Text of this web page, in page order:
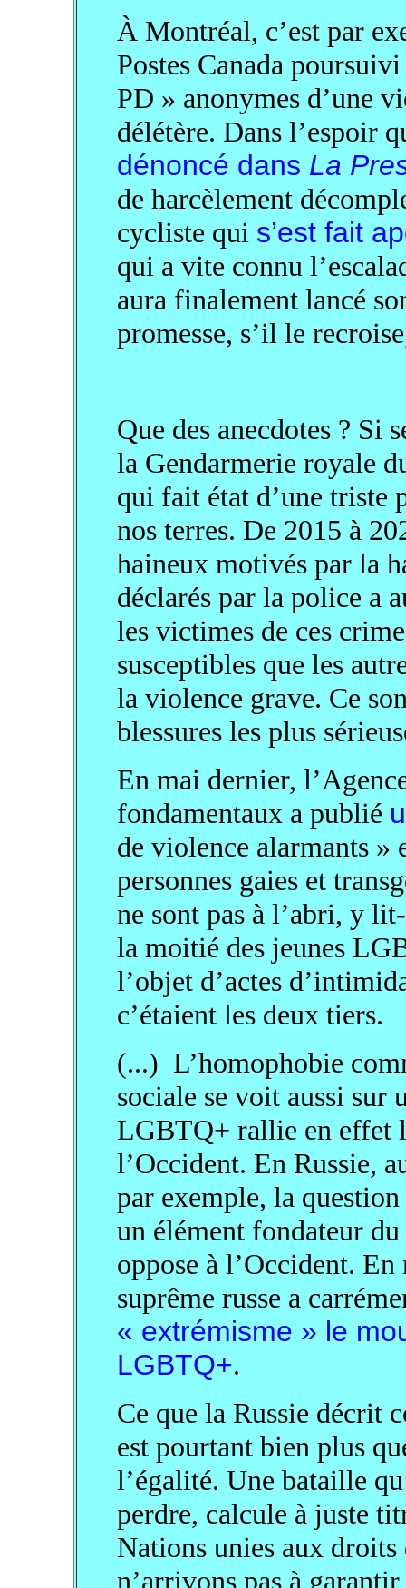
À Montréal, c’est par
Postes Canada
PD » anonymes d’une
délétère. Dans l’espoir
dénoncé dans La
de harcèlement
cycliste qui s’est fait
qui a vite connu
aura finalement lancé
promesse, s’il le
Que des anecdotes ? Si
la Gendarmerie royale
qui fait état d’une triste
nos terres. De 2015 à
haineux motivés par la
déclarés par la police a
les victimes de ces
susceptibles que les
la violence grave. Ce
blessures les plus
En mai dernier,
fondamentaux a publié
de violence alarmants »
personnes gaies et
ne sont pas à l’abri, y
la moitié des jeunes
l’objet d’actes
c’étaient les deux tiers.
(...) L’homophobie
sociale se voit aussi sur
LGBTQ+ rallie en effet
l’Occident. En Russie,
par exemple, la
un élément fondateur
oppose à l’Occident.
suprême russe a
« extrémisme » le
LGBTQ+.
Ce que la Russie décrit
est pourtant bien plus
l’égalité. Une bataille
perdre, calcule à juste
Nations unies aux
n’arrivons pas à